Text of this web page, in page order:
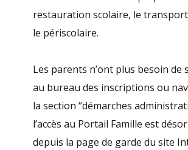
restauration scolaire, le
le périscolaire.
Les parents n’ont plus besoin de
au bureau des inscriptions ou
la section “démarches
l’accès au Portail Famille est
depuis la page de garde du site